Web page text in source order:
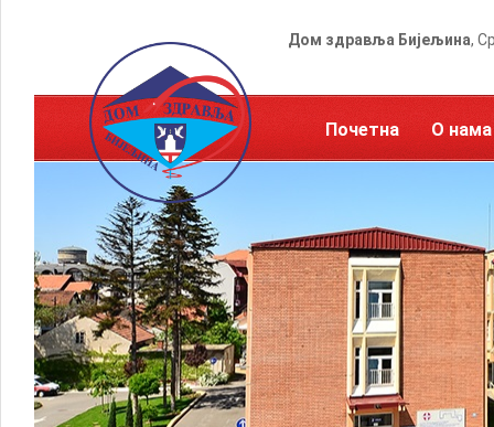
Дом здравља Бијељина,
Почетна О нама